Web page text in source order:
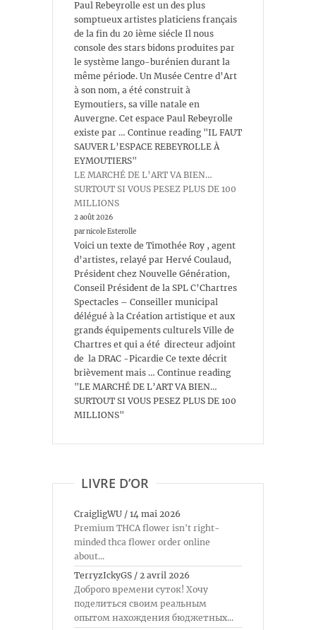
Paul Rebeyrolle est un des plus
somptueux artistes platiciens français
de la fin du 20 ième siécle Il nous
console des stars bidons produites par
le système lango-burénien durant la
même période. Un Musée Centre d’Art
à son nom, a été construit à
Eymoutiers, sa ville natale en
Auvergne. Cet espace Paul Rebeyrolle
existe par … Continue reading "IL FAUT
SAUVER L’ESPACE REBEYROLLE À
EYMOUTIERS"
LE MARCHÉ DE L’ART VA BIEN…
SURTOUT SI VOUS PESEZ PLUS DE 100
MILLIONS
2 août 2026
par nicole Esterolle
Voici un texte de Timothée Roy , agent
d’artistes, relayé par Hervé Coulaud,
Président chez Nouvelle Génération,
Conseil Président de la SPL C’Chartres
Spectacles – Conseiller municipal
délégué à la Création artistique et aux
grands équipements culturels Ville de
Chartres et qui a été directeur adjoint
de la DRAC -Picardie Ce texte décrit
brièvement mais … Continue reading
"LE MARCHÉ DE L’ART VA BIEN…
SURTOUT SI VOUS PESEZ PLUS DE 100
MILLIONS"
LIVRE D’OR
CraigligWU / 14 mai 2026
Premium THCA flower isn't right-
minded thca flower order online
about...
TerryzIckyGS / 2 avril 2026
Доброго времени суток! Хочу
поделиться своим реальным
опытом нахождения бюджетных...